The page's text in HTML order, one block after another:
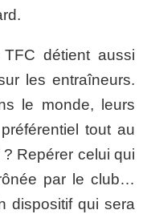
détient aussi
les entraîneurs.
le monde, leurs
tout au
Repérer celui qui
par le club…
dispositif qui sera